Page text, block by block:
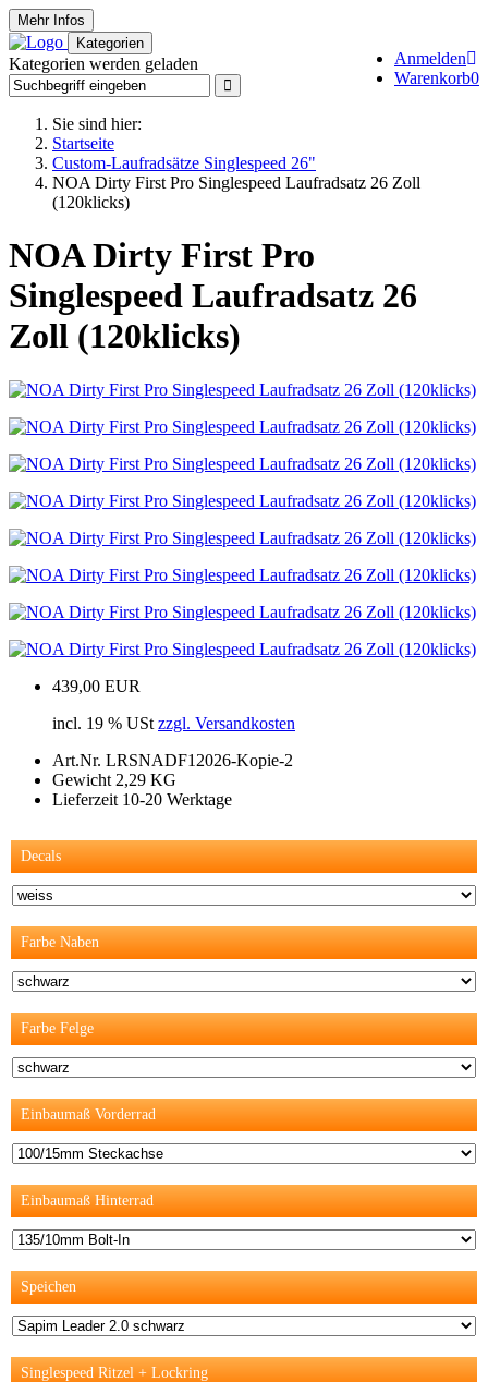
Mehr Infos
Anmelden
Warenkorb0
Kategorien
Kategorien werden geladen
Sie sind hier:
Startseite
Custom-Laufradsätze Singlespeed 26"
NOA Dirty First Pro Singlespeed Laufradsatz 26 Zoll
(120klicks)
NOA Dirty First Pro
Singlespeed Laufradsatz 26
Zoll (120klicks)
439,00 EUR
incl. 19 % USt zzgl. Versandkosten
Art.Nr. LRSNADF12026-Kopie-2
Gewicht 2,29 KG
Lieferzeit 10-20 Werktage
Decals
Farbe Naben
Farbe Felge
Einbaumaß Vorderrad
Einbaumaß Hinterrad
Speichen
Singlespeed Ritzel + Lockring